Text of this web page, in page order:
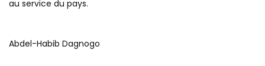
au service du pays.
Abdel-Habib Dagnogo